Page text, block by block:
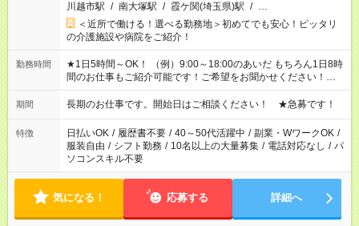
川越市駅 / 南大塚駅 / 霞ケ関(埼玉県)駅 / …
＜近所で働ける！選べる勤務地＞初めてでも安心！ピッタリ
の介護施設や病院をご紹介！
勤務時間
★1日5時間～OK！ （例）9:00～18:00のあいだ もちろん1日8時
間のお仕事もご紹介可能です！ご希望をお聞かせください！★家
庭の都合でお休みが必要な場合も遠慮なくご相談ください。 ※
週最低15時間以上の勤務が必要です
期間 長期のお仕事です。開始日はご相談ください！ ★急募です！
特徴 日払いOK / 履歴書不要 / 40～50代活躍中 / 副業・WワークOK /
服装自由 / シフト勤務 / 10名以上の大量募集 / 電話対応なし / パ
ソコンスキル不要
気になる！ 応募する 詳細へ